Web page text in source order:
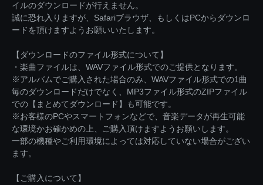
イルのダウンロードが行えません。
誠に恐れ入りますが、Safariブラウザ、もしくはPCからダウンロ
ードを頂けますようお願いいたします。
【ダウンロードのファイル形式について】
・楽曲ファイルは、WAVファイル形式でのご提供となります。
※アルバムでご購入された場合のみ、WAVファイル形式での1曲
毎のダウンロードだけでなく、MP3ファイル形式のZIPファイル
での【まとめてダウンロード】も可能です。
※お客様のPCやスマートフォンなどで、音楽データが再生可能
な環境かお確かめの上、ご購入頂けますようお願いします。
一部の機種やご利用環境によっては対応していない場合がござい
ます。
【ご購入について】